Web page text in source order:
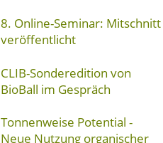
8. Online-Seminar: Mitschnitt
veröffentlicht
CLIB-Sonderedition von
BioBall im Gespräch
Tonnenweise Potential -
Neue Nutzung organischer